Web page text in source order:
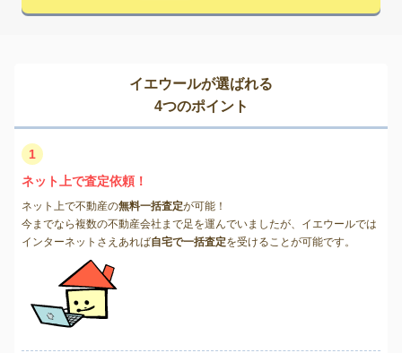
イエウールが選ばれる
4つのポイント
1
ネット上で査定依頼！
ネット上で不動産の無料一括査定が可能！
今までなら複数の不動産会社まで足を運んでいましたが、イエウールでは
インターネットさえあれば自宅で一括査定を受けることが可能です。